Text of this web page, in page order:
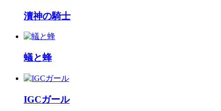
瀆神の騎士
蟻と蜂
IGCガール